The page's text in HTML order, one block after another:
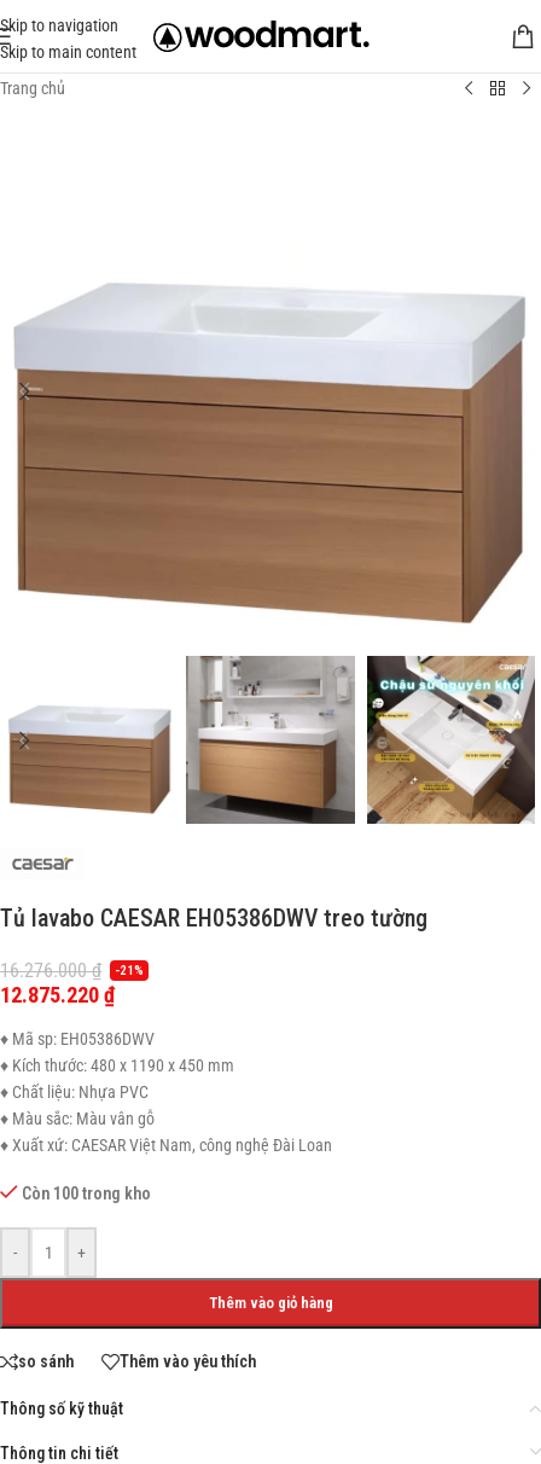
Skip to navigation
Skip to main content
Trang chủ
Tủ lavabo CAESAR EH05386DWV treo tường
16.276.000₫ -21%
12.875.220₫
♦ Mã sp: EH05386DWV
♦ Kích thước: 480 x 1190 x 450 mm
♦ Chất liệu: Nhựa PVC
♦ Màu sắc: Màu vân gỗ
♦ Xuất xứ: CAESAR Việt Nam, công nghệ Đài Loan
Còn 100 trong kho
- +
Thêm vào giỏ hàng
so sánh Thêm vào yêu thích
Thông số kỹ thuật
Thông tin chi tiết